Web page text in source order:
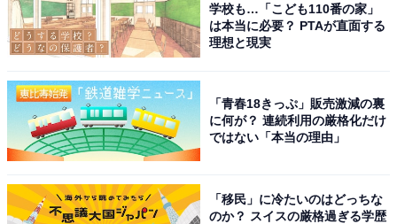
学校も…「こども110番の家」
は本当に必要？ PTAが直面する
理想と現実
「青春18きっぷ」販売激減の裏
に何が？ 連続利用の厳格化だけ
ではない「本当の理由」
「移民」に冷たいのはどっちな
のか？ スイスの厳格過ぎる学歴